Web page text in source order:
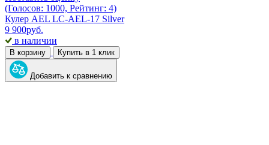
(Голосов: 1000, Рейтинг: 4)
Кулер AEL LC-AEL-17 Silver
9 900руб.
в наличии
В корзину Купить в 1 клик
Добавить к сравнению